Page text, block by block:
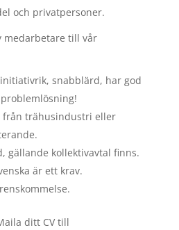
och privatpersoner.
medarbetare till vår
snabblärd, har god
från trähusindustri eller
gällande kollektivavtal finns.
är ett krav.
ditt CV till